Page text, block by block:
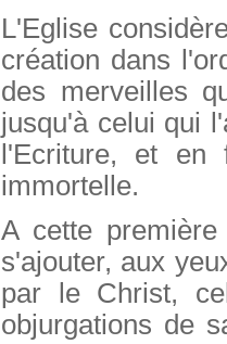
L'Eglise
création dans
des merveilles
jusqu'à celui qui
l'Ecriture, et en
immortelle.
A cette
s'ajouter, aux
par le Christ,
objurgations de